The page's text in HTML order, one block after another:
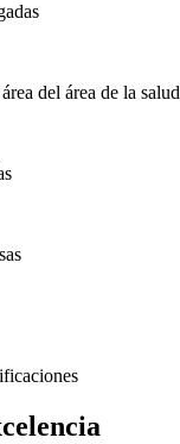
del área de la salud